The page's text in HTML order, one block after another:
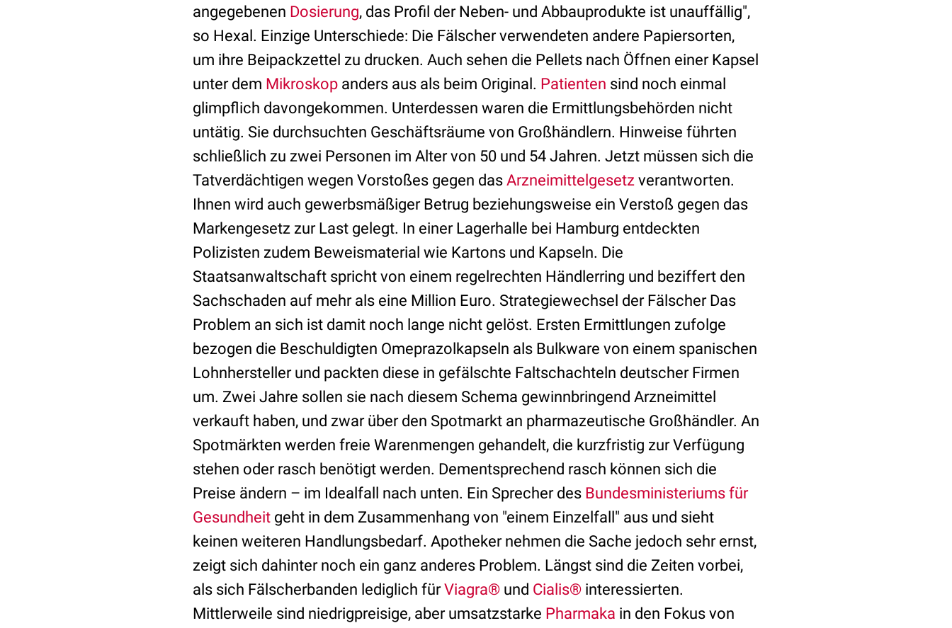
angegebenen Dosierung, das Profil der Neben- und Abbauprodukte ist unauffällig",
so Hexal. Einzige Unterschiede: Die Fälscher verwendeten andere Papiersorten,
um ihre Beipackzettel zu drucken. Auch sehen die Pellets nach Öffnen einer Kapsel
unter dem Mikroskop anders aus als beim Original. Patienten sind noch einmal
glimpflich davongekommen. Unterdessen waren die Ermittlungsbehörden nicht
untätig. Sie durchsuchten Geschäftsräume von Großhändlern. Hinweise führten
schließlich zu zwei Personen im Alter von 50 und 54 Jahren. Jetzt müssen sich die
Tatverdächtigen wegen Vorstoßes gegen das Arzneimittelgesetz verantworten.
Ihnen wird auch gewerbsmäßiger Betrug beziehungsweise ein Verstoß gegen das
Markengesetz zur Last gelegt. In einer Lagerhalle bei Hamburg entdeckten
Polizisten zudem Beweismaterial wie Kartons und Kapseln. Die
Staatsanwaltschaft spricht von einem regelrechten Händlerring und beziffert den
Sachschaden auf mehr als eine Million Euro. Strategiewechsel der Fälscher Das
Problem an sich ist damit noch lange nicht gelöst. Ersten Ermittlungen zufolge
bezogen die Beschuldigten Omeprazolkapseln als Bulkware von einem spanischen
Lohnhersteller und packten diese in gefälschte Faltschachteln deutscher Firmen
um. Zwei Jahre sollen sie nach diesem Schema gewinnbringend Arzneimittel
verkauft haben, und zwar über den Spotmarkt an pharmazeutische Großhändler. An
Spotmärkten werden freie Warenmengen gehandelt, die kurzfristig zur Verfügung
stehen oder rasch benötigt werden. Dementsprechend rasch können sich die
Preise ändern – im Idealfall nach unten. Ein Sprecher des Bundesministeriums für
Gesundheit geht in dem Zusammenhang von "einem Einzelfall" aus und sieht
keinen weiteren Handlungsbedarf. Apotheker nehmen die Sache jedoch sehr ernst,
zeigt sich dahinter noch ein ganz anderes Problem. Längst sind die Zeiten vorbei,
als sich Fälscherbanden lediglich fürViagra® und Cialis® interessierten.
Mittlerweile sind niedrigpreisige, aber umsatzstarke Pharmaka in den Fokus von